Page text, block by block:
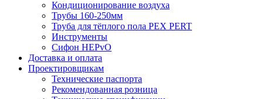
Кондиционирование воздуха
Трубы 160-250мм
Труба для тёплого пола PEX PERT
Инструменты
Сифон HEPvO
Доставка и оплата
Проектировщикам
Технические паспорта
Рекомендованная розница